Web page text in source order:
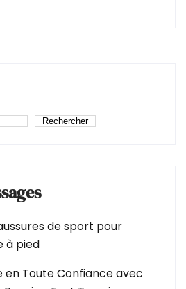
Rechercher
de sport pour
à pied
en Toute Confiance avec